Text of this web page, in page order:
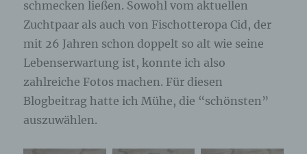
schmecken ließen. Sowohl vom aktuellen
Zuchtpaar als auch von Fischotteropa Cid, der
mit 26 Jahren schon doppelt so alt wie seine
Lebenserwartung ist, konnte ich also
zahlreiche Fotos machen. Für diesen
Blogbeitrag hatte ich Mühe, die “schönsten”
auszuwählen.